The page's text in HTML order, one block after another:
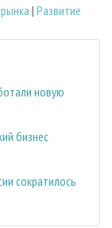
| Развитие
новую
бизнес
сократилось